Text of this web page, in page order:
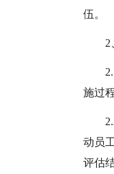
伍。
2
施过
动员
评估